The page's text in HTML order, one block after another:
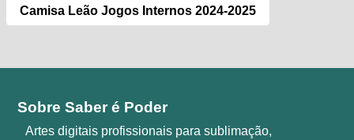
Camisa Leão Jogos Internos 2024-2025
Sobre Saber é Poder
Artes digitais profissionais para sublimação,